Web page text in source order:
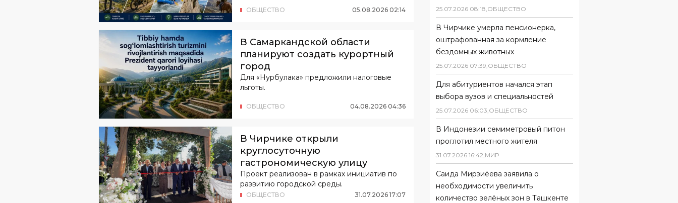
ОБЩЕСТВО 05.08.2026 02:14
ОБЩЕСТВО 04.08.2026 04:36
В Самаркандской области
планируют создать курортный
город
Для «Нурбулака» предложили налоговые
льготы.
ОБЩЕСТВО 31.07.2026 17:07
В Чирчике открыли
круглосуточную
гастрономическую улицу
Проект реализован в рамках инициатив по
развитию городской среды.
25.07.2026 08:18,ОБЩЕСТВО
В Чирчике умерла пенсионерка,
оштрафованная за кормление
бездомных животных
25.07.2026 07:39,ОБЩЕСТВО
Для абитуриентов начался этап
выбора вузов и специальностей
25.07.2026 06:03,ОБЩЕСТВО
В Индонезии семиметровый питон
проглотил местного жителя
31.07.2026 16:42,МИР
Саида Мирзиёева заявила о
необходимости увеличить
количество зелёных зон в Ташкенте